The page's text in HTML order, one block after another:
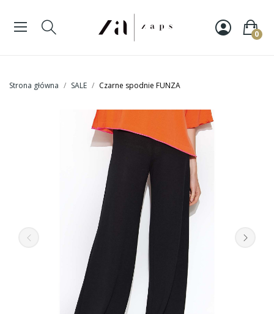
0
Strona główna SALE Czarne spodnie FUNZA